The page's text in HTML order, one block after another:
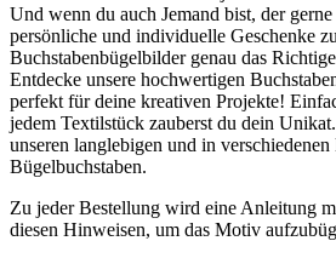
Und wenn du auch Jemand bist, der
persönliche und individuelle Geschenke
Buchstabenbügelbilder genau das
Entdecke unsere hochwertigen
perfekt für deine kreativen Projekte!
jedem Textilstück zauberst du dein
unseren langlebigen und in
Bügelbuchstaben.
Zu jeder Bestellung wird eine Anleitung
diesen Hinweisen, um das Motiv